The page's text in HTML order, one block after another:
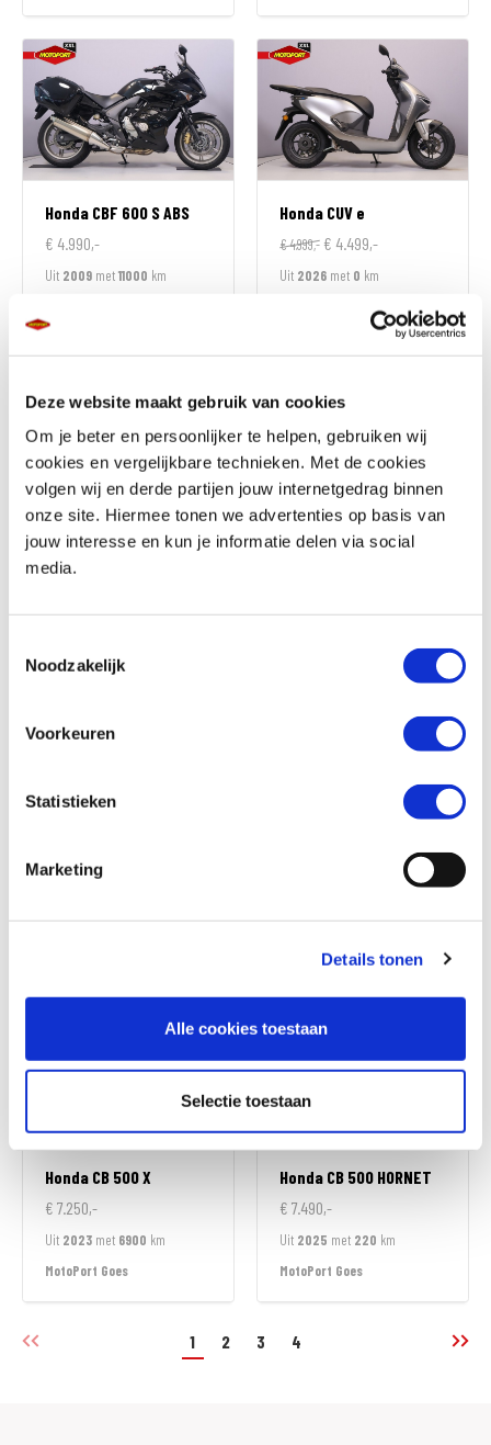
Deze website maakt gebruik van cookies
Om je beter en persoonlijker te helpen, gebruiken wij
cookies en vergelijkbare technieken. Met de cookies
volgen wij en derde partijen jouw internetgedrag binnen
onze site. Hiermee tonen we advertenties op basis van
jouw interesse en kun je informatie delen via social
media.
Noodzakelijk
Voorkeuren
Statistieken
Marketing
Details tonen
Alle cookies toestaan
Selectie toestaan
Honda CBF 600 S ABS
€ 4.990,-
Uit 2009 met11000 km
Honda CUV e
€ 4.999,- € 4.499,-
Uit 2026 met 0 km
Honda CB 500 X
€ 5.290,-
Honda DAX 125
€ 5.499,-
Uit2026met0km
NC 700 X DCT
Uit2013met39900km
MotoPort Goes
Honda CB 500 X
€ 7.250,-
Uit 2023 met 6900 km
MotoPort Goes
Honda CB 500 HORNET
€ 7.490,-
Uit 2025 met 220 km
MotoPort Goes
1 2 3 4